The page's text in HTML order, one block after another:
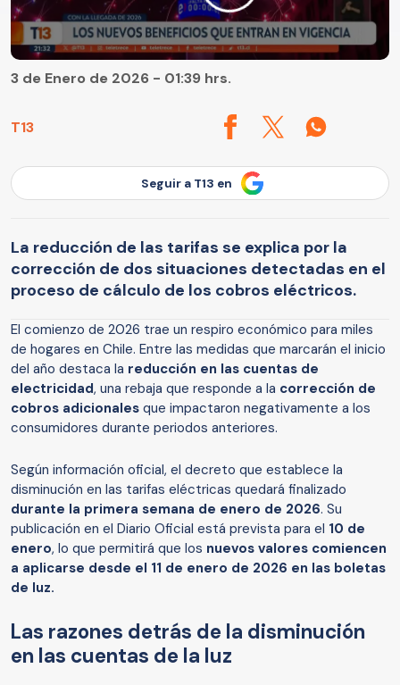
T13
3 de Enero de 2026 - 01:39 hrs.
Seguir a T13 en
La reducción de las tarifas se explica por la
corrección de dos situaciones detectadas en el
proceso de cálculo de los cobros eléctricos.
El comienzo de 2026 trae un respiro económico para miles
de hogares en Chile. Entre las medidas que marcarán el inicio
del año destaca la reducción en las cuentas de
electricidad, una rebaja que responde a la corrección de
cobros adicionales que impactaron negativamente a los
consumidores durante periodos anteriores.
Según información oficial, el decreto que establece la
disminución en las tarifas eléctricas quedará finalizado
durante la primera semana de enero de 2026. Su
publicación en el Diario Oficial está prevista para el 10 de
enero, lo que permitirá que los nuevos valores comiencen
a aplicarse desde el 11 de enero de 2026 en las boletas
de luz.
Las razones detrás de la disminución
en las cuentas de la luz